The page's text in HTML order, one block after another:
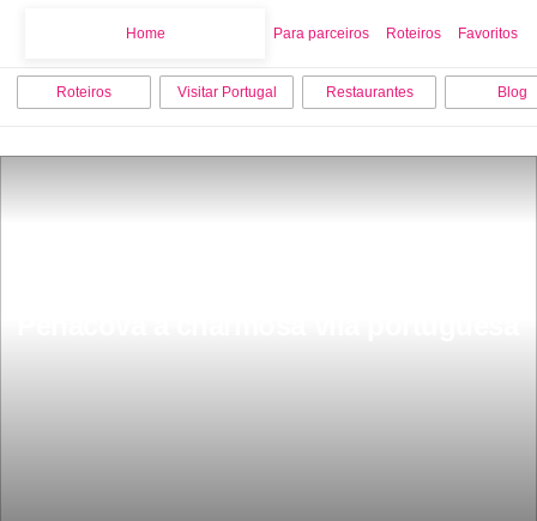
Home Para parceiros Roteiros Favoritos
Roteiros Visitar Portugal Restaurantes Blog